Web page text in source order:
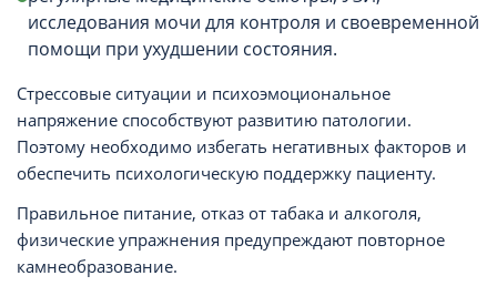
исследования мочи для контроля и своевременной
помощи при ухудшении состояния.
Стрессовые ситуации и психоэмоциональное
напряжение способствуют развитию патологии.
Поэтому необходимо избегать негативных факторов и
обеспечить психологическую поддержку пациенту.
Правильное питание, отказ от табака и алкоголя,
физические упражнения предупреждают повторное
камнеобразование.